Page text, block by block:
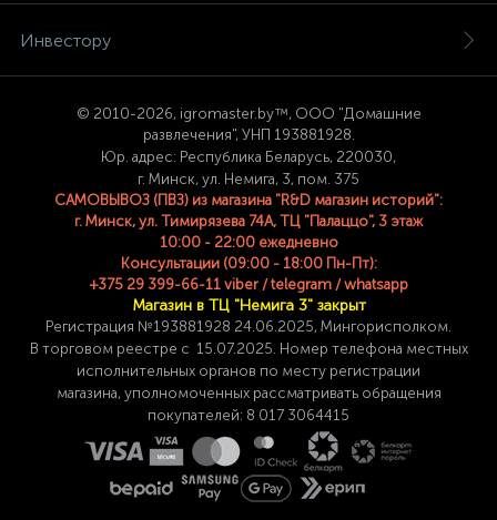
Инвестору
© 2010-2026, igromaster.by™, ООО "Домашние
развлечения", УНП 193881928.
Юр. адрес: Республика Беларусь, 220030,
г. Минск, ул. Немига, 3, пом. 375
САМОВЫВОЗ (ПВЗ) из магазина "R&D магазин историй":
г. Минск, ул. Тимирязева 74A, ТЦ "Палаццо", 3 этаж
10:00 - 22:00 ежедневно
Консультации (09:00 - 18:00 Пн-Пт):
+375 29 399-66-11 viber / telegram / whatsapp
Магазин в ТЦ "Немига 3" закрыт
Регистрация №193881928 24 .06.2025, Мингорисполком.
В торговом реестре с 15.07.2025. Номер телефона местных
исполнительных органов по месту регистрации
магазина,уполномоченных рассматривать обращения
покупателей: 8 017 3064415